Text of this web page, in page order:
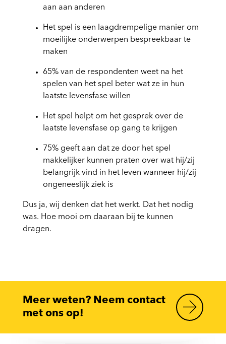
aan aan anderen
Het spel is een laagdrempelige manier om
moeilijke onderwerpen bespreekbaar te
maken
65% van de respondenten weet na het
spelen van het spel beter wat ze in hun
laatste levensfase willen
Het spel helpt om het gesprek over de
laatste levensfase op gang te krijgen
75% geeft aan dat ze door het spel
makkelijker kunnen praten over wat hij/zij
belangrijk vind in het leven wanneer hij/zij
ongeneeslijk ziek is
Dus ja, wij denken dat het werkt. Dat het nodig
was. Hoe mooi om daaraan bij te kunnen
dragen.
Meer weten? Neem contact
met ons op!